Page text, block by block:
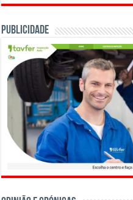
Publicidade